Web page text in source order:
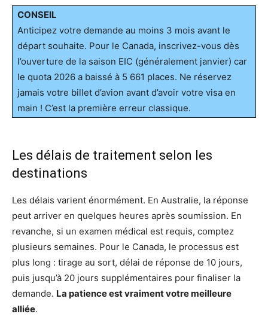
CONSEIL
Anticipez votre demande au moins 3 mois avant le
départ souhaite. Pour le Canada, inscrivez-vous dès
l’ouverture de la saison EIC (généralement janvier) car
le quota 2026 a baissé à 5 661 places. Ne réservez
jamais votre billet d’avion avant d’avoir votre visa en
main ! C’est la première erreur classique.
Les délais de traitement selon les
destinations
Les délais varient énormément. En Australie, la réponse
peut arriver en quelques heures après soumission. En
revanche, si un examen médical est requis, comptez
plusieurs semaines. Pour le Canada, le processus est
plus long : tirage au sort, délai de réponse de 10 jours,
puis jusqu’à 20 jours supplémentaires pour finaliser la
demande. La patience est vraiment votre meilleure
alliée.